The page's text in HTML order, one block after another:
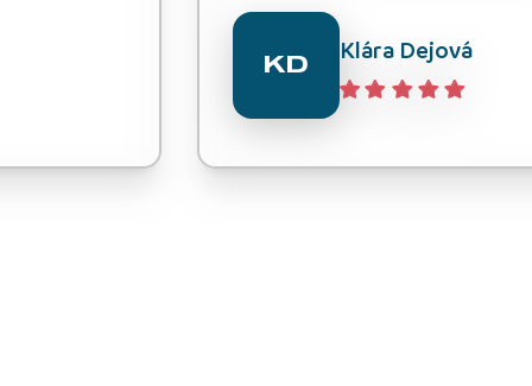
KD Klára Dejová